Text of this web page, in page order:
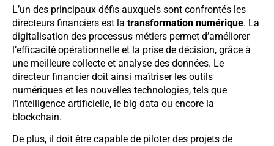
L’un des principaux défis auxquels sont confrontés les
directeurs financiers est la transformation numérique. La
digitalisation des processus métiers permet d’améliorer
l’efficacité opérationnelle et la prise de décision, grâce à
une meilleure collecte et analyse des données. Le
directeur financier doit ainsi maîtriser les outils
numériques et les nouvelles technologies, tels que
l’intelligence artificielle, le big data ou encore la
blockchain.
De plus, il doit être capable de piloter des projets de